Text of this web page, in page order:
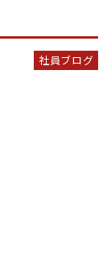
社員ブログ